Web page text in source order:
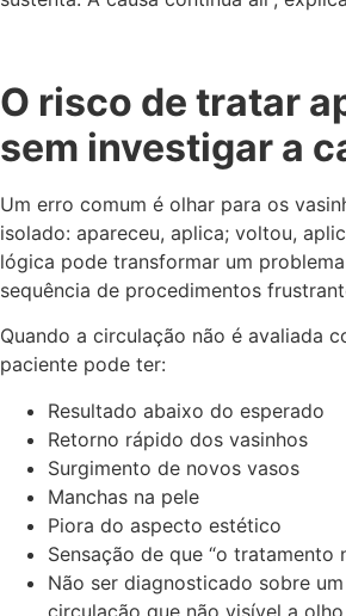
O risco de tratar
sem investigar a
Um erro comum é olhar para os
isolado: apareceu, aplica; voltou,
lógica pode transformar um
sequência de procedimentos
Quando a circulação não é avaliada
paciente pode ter:
Resultado abaixo do esperado
Retorno rápido dos vasinhos
Surgimento de novos vasos
Manchas na pele
Piora do aspecto estético
Sensação de que “o tratamento
Não ser diagnosticado sobre
circulação que não visível a olho